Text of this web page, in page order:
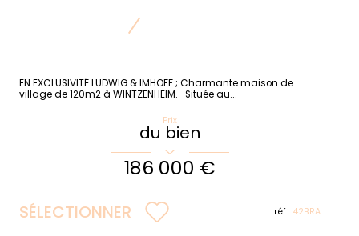
EN EXCLUSIVITÉ LUDWIG & IMHOFF ; Charmante maison de
village de 120m2 à WINTZENHEIM. Située au...
Prix
du bien
186 000 €
SÉLECTIONNER réf : 42BRA